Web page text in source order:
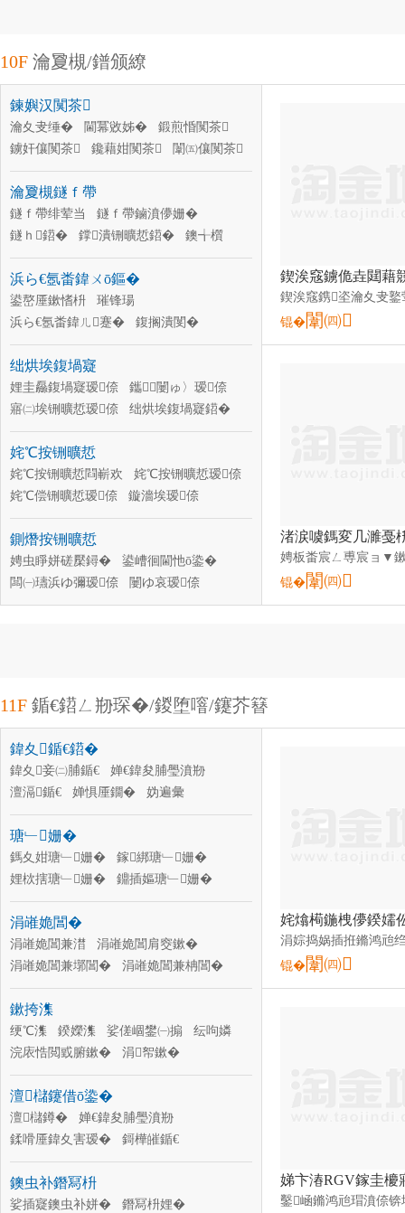
10F 瀹夐槻/鐠颁繚
鍊嬩汉闃茶
瀹夊叏缍� 閫冪敓姊�
鍛煎惛闃茶
鐪奸儴闃茶
鑱藉姏闃茶
闈㈤儴闃茶
鎵嬮儴闃茶
瓒抽儴闃茶
韬珨闃茶
闋儴闃茶
澧滆惤闃茶
瀹夐槻鐩ｆ帶
鐩ｆ帶绯荤当
鐩ｆ帶鏀濆儚姗�
鐩ｈ鍣�
鐣潰铏曠悊鍣�
鐭╅櫍
绶ㄧ⒓鍣�
璀风僵
浜戣嚭
鐩ｆ帶鍣ㄦ敮鏋�
鐩ｆ帶涓绘
鏅鸿兘鐞�
浜ら€氬畨鍏ㄨō鏂�
鍙嶅厜鏉愭枡
璀锋瑒
浜ら€氬畨鍏ㄦ蹇�
鍑搁潰閺�
閬撻嚇
浜ら€氬畨鍏ㄦ湇瑁�
閬撹矾娓涢€熻ō鍌�
璺殰
璀锋瑒缍�
绌烘埃鍑堝寲
娌圭厵鍑堝寲瑷倷
鑴～闄ゅ〉瑷倷
寤㈡埃铏曠悊瑷倷
绌烘埃鍑堝寲鍣�
绌烘埃鍑堝寲瑷倷
灏炬埃铏曠悊瑁濈疆
绌烘埃鍑堝寲鍣�
寤㈡埃鍚搁檮瑁濈疆
闄ゅ〉瑷倷閰嶄欢
姹℃按铏曠悊
姹℃按铏曠悊閰嶄欢
姹℃按铏曠悊瑷倷
姹℃偿铏曠悊瑷倷
鏇濇埃瑷倷
娌规按鍒嗛洟瑷倷
姘ｆ诞瑷倷
娌夋穩姹�
娼锋按鍣�
鍘熸按铏曠悊
娉虫睜姘磋檿鐞�
鍙嶆徊閫忚ō鍌�
闆㈠瓙浜ゆ彌瑷倷
闄ゆ哀瑷倷
渚涙按瑷倷
姘存鑿屾秷姣掕ō鍌�
锟�闈㈣
锟�闈㈣
11F 鍎€鍣ㄥ剙琛�/鍐堕噾/鑳芥簮
鍏夊鍎€鍣�
鍏夊妾㈡脯鍎€
婵€鍏夋脯璺濆剙
澶滆鍎€
婵惧厜鐗�
妫遍彙
鍒嗗厜鍎€
鑹插樊瑷�
鏀惧ぇ閺�
缍撶矾鍎€
鍒嗗厜鍏夊害瑷�
瑭﹂姗�
鎷夊姏瑭﹂姗�
鎵綁瑭﹂姗�
娌栨搳瑭﹂姗�
鐤插嫗瑭﹂姗�
寮峰害瑭﹂姗�
纭害瑷�
钀兘瑭﹂姗�
宸ヨ棟瑭﹂姗�
璁婂舰妾㈡脯鍎€
鑰愮（瑭﹂姗�
涓嶉姽閶�
涓嶉姽閶兼澘
涓嶉姽閶肩窔鏉�
涓嶉姽閶兼墎閶�
涓嶉姽閶兼柟閶�
涓嶉姽閶兼Ы閶�
涓嶉姽閶艰閶�
涓嶉姽閶煎付
涓嶉姽閶兼鏉�
涓嶉姽閶煎澂
涓嶉姽閶肩
涓嶉姽閶肩暟鍨嬫潗
鏉挎潗
绠℃潗 鍨嬫潗 娑傞崓鐢㈠搧
纭呴嫾
浣庡悎閲戜腑鏉�
涓帤鏉�
瀹瑰櫒鏉�
铻虹磱閶�
鏅€氬湏閶�
绶氭潗
甯堕嫾
澶櫧鑳借ō鍌�
澶櫧鐏�
婵€鍏夋脯璺濆剙
鍒嗗厜鍏夊害瑷�
鎶樺皠鍎€
鍏夎瓬鍎€
缍撶矾鍎€
鏀惧ぇ閺�
鑹插樊瑷�
鍒嗗厜鍎€
婵捐壊鐗�
澶滆鍎€
鐭虫补鐕冩枡
娑插寲鐭虫补姘�
鐕冩枡娌�
锟�闈㈣